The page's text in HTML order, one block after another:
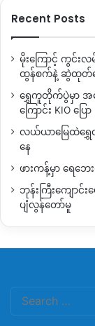
Recent Posts
မိုးကြောင့် ကွင်း
ထွန်စက်နဲ့ ဆွဲထုတ်
ရွှေကူတိုက်ပွဲမှာ အ
ကြောင်း KIO ပြော
လယ်ယာမြေထဲရွှေ
နေ
ဖားကန့်မှာ ရေ
ဘုန်းကြီးကျောင်
ပျံလွန်တော်မူ